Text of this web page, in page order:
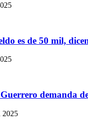
es de 50 mil,
demanda
2025